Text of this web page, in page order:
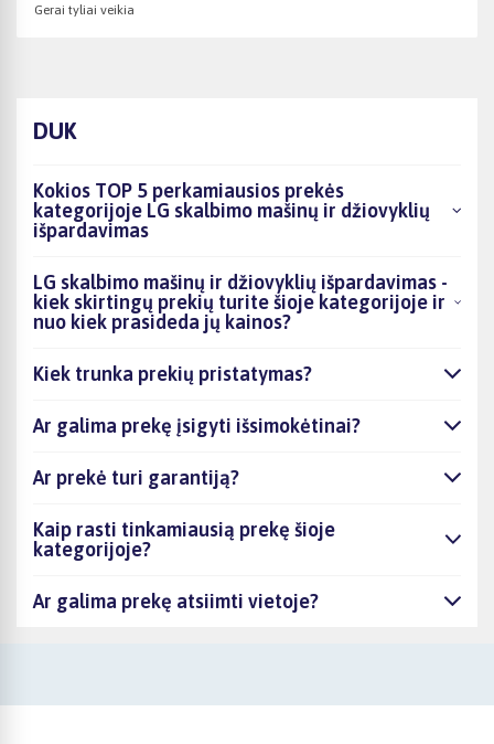
Gerai tyliai veikia
DUK
Kokios TOP 5 perkamiausios prekės
kategorijoje LG skalbimo mašinų ir džiovyklių
išpardavimas
LG skalbimo mašinų ir džiovyklių išpardavimas -
kiek skirtingų prekių turite šioje kategorijoje ir
nuo kiek prasideda jų kainos?
Kiek trunka prekių pristatymas?
Ar galima prekę įsigyti išsimokėtinai?
Ar prekė turi garantiją?
Kaip rasti tinkamiausią prekę šioje
kategorijoje?
Ar galima prekę atsiimti vietoje?